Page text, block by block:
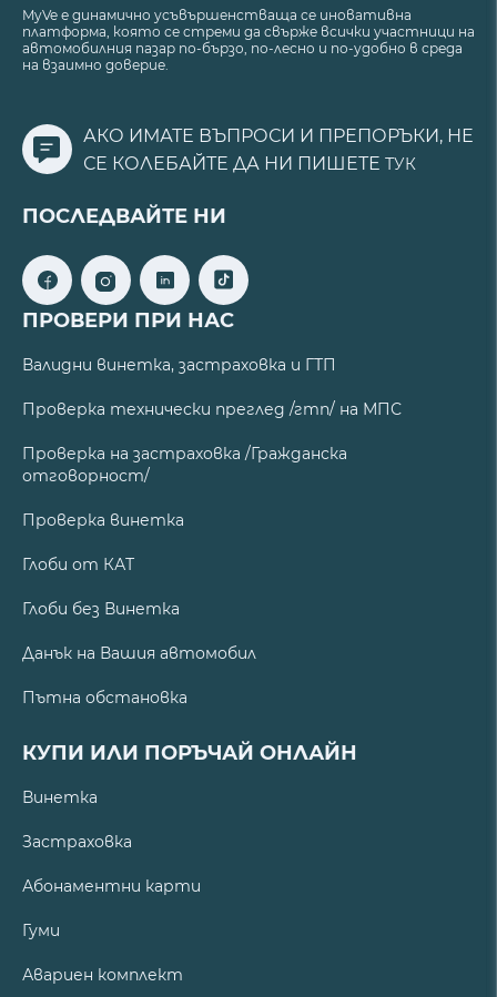
MyVe е динамично усъвършенстваща се иновативна
платформа, която се стреми да свърже всички участници на
автомобилния пазар по-бързо, по-лесно и по-удобно в среда
на взаимно доверие.
АКО ИМАТЕ ВЪПРОСИ И ПРЕПОРЪКИ, НЕ
СЕ КОЛЕБАЙТЕ ДА НИ ПИШЕТЕ ТУК
ПОСЛЕДВАЙТЕ НИ
ПРОВЕРИ ПРИ НАС
Валидни винетка, застраховка и ГТП
Проверка технически преглед /гтп/ на МПС
Проверка на застраховка /Гражданска
отговорност/
Проверка винетка
Глоби от КАТ
Глоби без Винетка
Данък на Вашия автомобил
Пътна обстановка
КУПИ ИЛИ ПОРЪЧАЙ ОНЛАЙН
Винетка
Застраховка
Абонаментни карти
Гуми
Авариен комплект